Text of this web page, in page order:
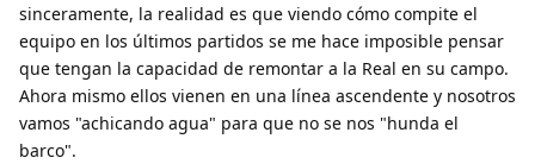
sinceramente, la realidad es que viendo cómo compite el
equipo en los últimos partidos se me hace imposible pensar
que tengan la capacidad de remontar a la Real en su campo.
Ahora mismo ellos vienen en una línea ascendente y nosotros
vamos "achicando agua" para que no se nos "hunda el
barco".